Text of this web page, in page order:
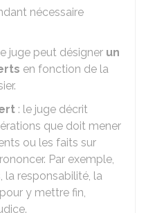
nécessaire
juge peut désigner un
en fonction de la
: le juge décrit
que doit mener
ou les faits sur
Par exemple,
la responsabilité, la
y mettre fin,